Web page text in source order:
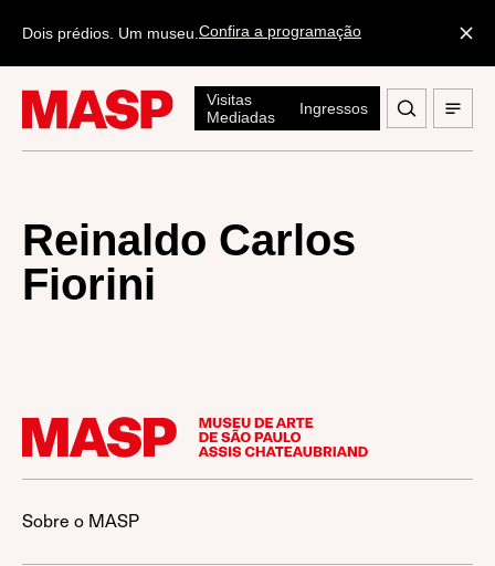
Dois prédios. Um museu. Confira a programação
Visitas
Mediadas
Ingressos
Reinaldo Carlos
Fiorini
Sobre o MASP